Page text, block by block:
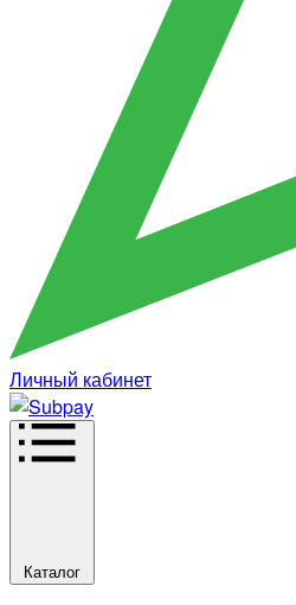
Личный кабинет
Каталог